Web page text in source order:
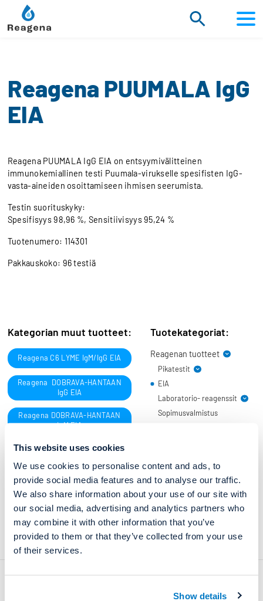
This website uses cookies
We use cookies to personalise content and ads, to
provide social media features and to analyse our traffic.
We also share information about your use of our site with
our social media, advertising and analytics partners who
may combine it with other information that you’ve
provided to them or that they’ve collected from your use
of their services.
Show details
sisältöön
Tuotekategoriat:
Reagenan tuotteet
Pikatestit
ReaScan®+ tuoteperhe
ReaScan®+ pikatestit
Lukulaite ja
Reagena POC
PUUMALA IgM
EIA
Laboratorio- reagenssit
Värjäysliuokset
teollisuusliuokset
Sopimusvalmistus
EUROIMMUN
Sentinel Diagnostics
Molekyylidiagnostiikka
Reagena PUUMALA IgG
EIA
Reagena PUUMALA IgG EIA on entsyymivälitteinen
immunokemiallinen testi Puumala-virukselle spesifisten IgG-
vasta-aineiden osoittamiseen ihmisen seerumista.
Testin suorituskyky:
Spesifisyys 98,96 %, Sensitiivisyys 95,24 %
Tuotenumero: 114301
Pakkauskoko: 96 testiä
Kategorian muut tuotteet:
Reagena C6 LYME IgM/IgG EIA
Reagena DOBRAVA-HANTAAN
IgG EIA
Reagena DOBRAVA-HANTAAN
IgM EIA
Reagena PUUMALA IgG EIA
Reagena PUUMALA IgM EIA
Pikalinkit